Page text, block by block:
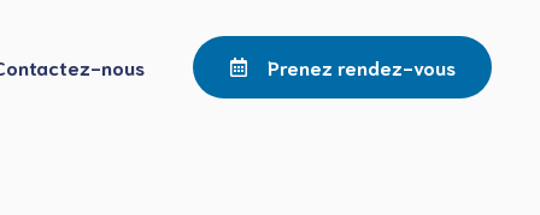
nous Prenez rendez-vous